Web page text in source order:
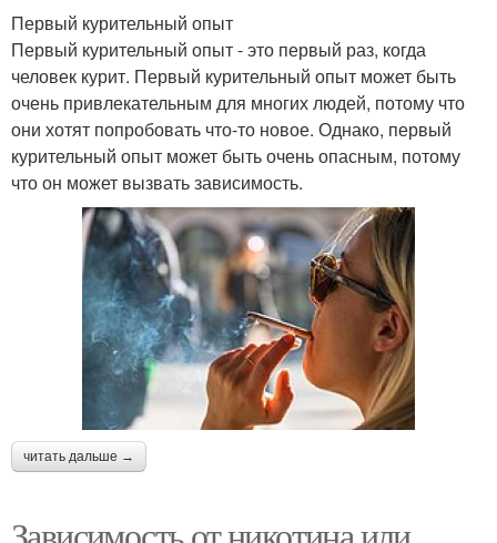
Первый курительный опыт
Первый курительный опыт - это первый раз, когда
человек курит. Первый курительный опыт может быть
очень привлекательным для многих людей, потому что
они хотят попробовать что-то новое. Однако, первый
курительный опыт может быть очень опасным, потому
что он может вызвать зависимость.
читать дальше →